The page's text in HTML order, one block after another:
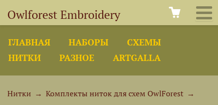
Owlforest Embroidery
ГЛАВНАЯ НАБОРЫ
СХЕМЫ
НИТКИ
РАЗНОЕ ARTGALLA
Нитки → Комплекты ниток для схем OwlForest →